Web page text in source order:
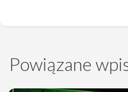
Powiązane